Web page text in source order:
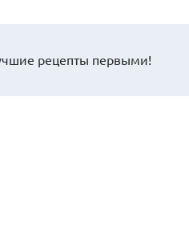
рецепты первыми!